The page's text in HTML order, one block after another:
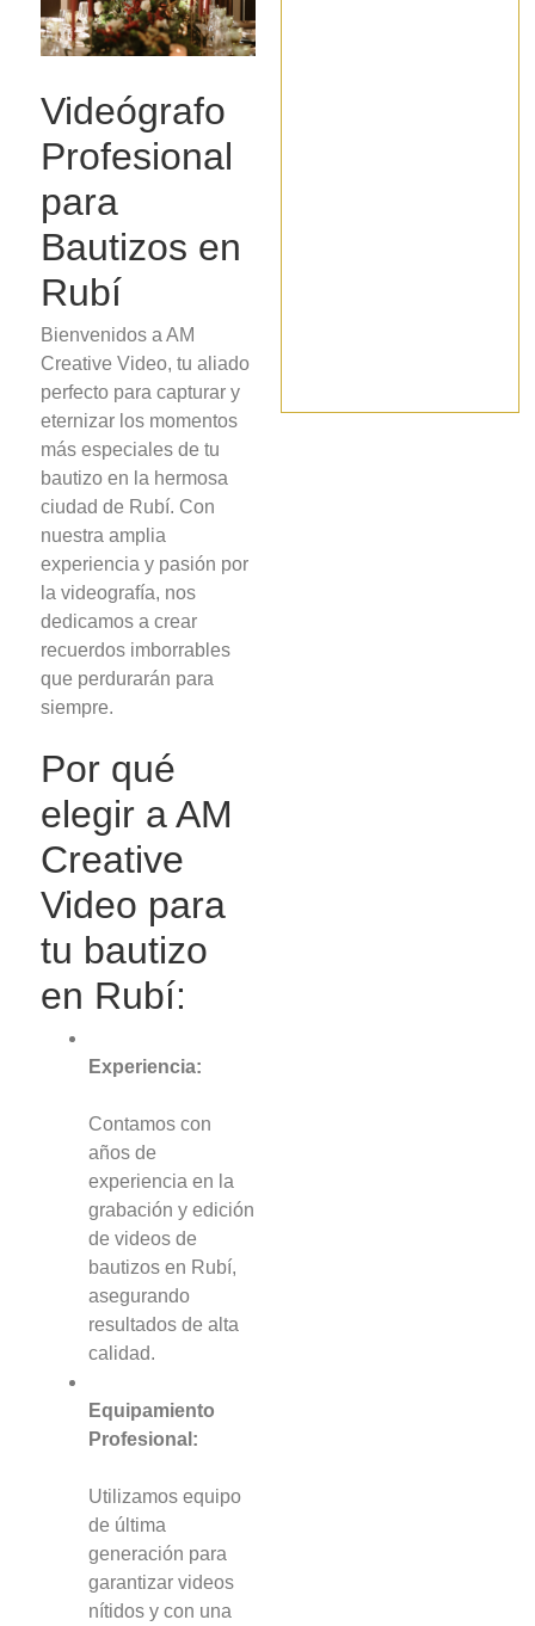
Videógrafo
Profesional
para
Bautizos en
Rubí
Bienvenidos a AM
Creative Video, tu aliado
perfecto para capturar y
eternizar los momentos
más especiales de tu
bautizo en la hermosa
ciudad de Rubí. Con
nuestra amplia
experiencia y pasión por
la videografía, nos
dedicamos a crear
recuerdos imborrables
que perdurarán para
siempre.
Por qué
elegir a AM
Creative
Video para
tu bautizo
en Rubí:
Experiencia:
Contamos con
años de
experiencia en la
grabación y edición
de videos de
bautizos en Rubí,
asegurando
resultados de alta
calidad.
Equipamiento
Profesional:
Utilizamos equipo
de última
generación para
garantizar videos
nítidos y con una